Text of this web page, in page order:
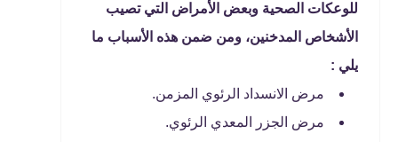
للوعكات الصحية وبعض الأمراض التي تصيب
الأشخاص المدخنين، ومن ضمن هذه الأسباب ما
يلي :
مرض الانسداد الرئوي المزمن.
مرض الجزر المعدي الرئوي.